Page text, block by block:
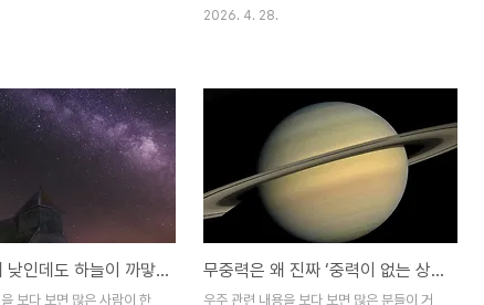
니다. 그래서 예전에는 GPS
위치를 알려주는 기술” 정도
, 그 안에 상대성이론이 실제
사실은 거의 실감하지 못했
처음 들었을 때는 조금 과장
했습니다. 아인슈타인의 이
한 우주나 빛의 속도에 가까
요한 줄 알았는데, 그게 왜
다는 정도까지는 이해가 갔는데, 어느 시기에
는 앞으로 가다가 갑자기 멈추고 뒤로 가는
것처럼 보인다는 설명은 직감적으로 잘 붙지
않았기 때문입니다. 하늘에서 보이는 천체의
움직임이 그렇게까지 복잡할 필요가 있나 싶
기도 했고, 한편으로는 옛날 사람들이 왜 이
장면을 그렇게 중요하게 봤는지도 조금은 알
것 같았습니다. 실제로 보면 너무 이상하게
2026. 4. 28.
달에서는 왜 낮인데도 하늘이 까맣게 보일까? 지구 하늘이 특별하다는 걸 알게 되는 순간
보다 보면 많은 사람이 한
무중력은 왜 진짜 ‘중력이 없는 상태’가 아닐까? 우주비행사가 떠 있는 이유를 다시 보면 보이는 것들
우주 관련 내용을 보다 보면 많은 분들이 거